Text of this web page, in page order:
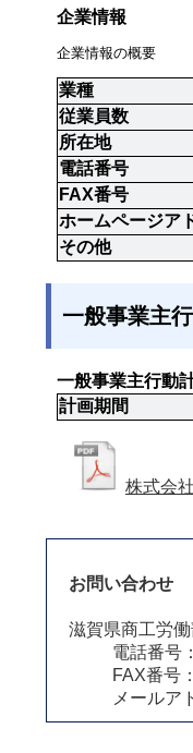
企業情報
企業情報の概要
業種
従業員数
所在地
電話番号
FAX番号
ホームページア
その他
一般事業主
一般事業主行動
計画期間
株式会
お問い合わせ
滋賀県商工労
電話番号
FAX番号
メールア